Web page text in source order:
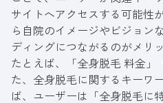
サイトへアクセスする可能性
ら自院のイメージやビジョン
ディングにつながるのがメリ
たとえば、「全身脱毛 料金」
た、全身脱毛に関するキーワ
ば、ユーザーは「全身脱毛に